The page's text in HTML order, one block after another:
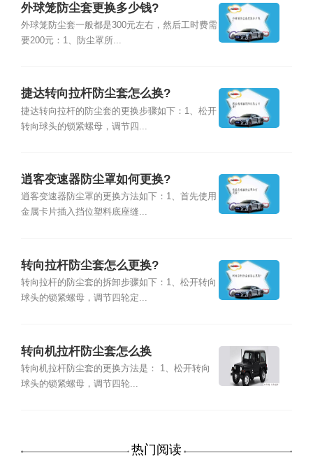
外球笼防尘套更换多少钱?
外球笼防尘套一般都是300元左右，然后工时费需
要200元：1、防尘罩所...
捷达转向拉杆防尘套怎么换?
捷达转向拉杆的防尘套的更换步骤如下：1、松开
转向球头的锁紧螺母，调节四...
逍客变速器防尘罩如何更换?
逍客变速器防尘罩的更换方法如下：1、首先使用
金属卡片插入挡位塑料底座缝...
转向拉杆防尘套怎么更换?
转向拉杆的防尘套的拆卸步骤如下：1、松开转向
球头的锁紧螺母，调节四轮定...
转向机拉杆防尘套怎么换
转向机拉杆防尘套的更换方法是： 1、松开转向
球头的锁紧螺母，调节四轮...
热门阅读